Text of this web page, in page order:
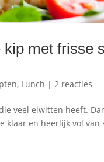
met frisse
, Lunch |2 reacties
veel eiwitten heeft.
en heerlijk vol van